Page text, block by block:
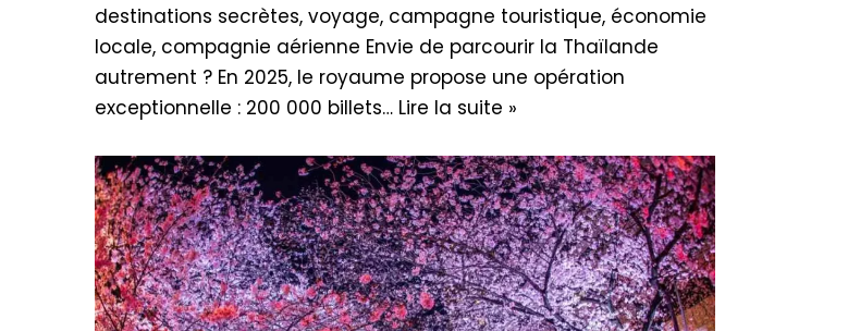
destinations secrètes, voyage, campagne touristique, économie
locale, compagnie aérienne Envie de parcourir la Thaïlande
autrement ? En 2025, le royaume propose une opération
exceptionnelle : 200 000 billets… Lire la suite »